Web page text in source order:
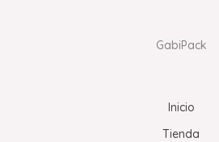
GabiPack
Inicio
Tienda